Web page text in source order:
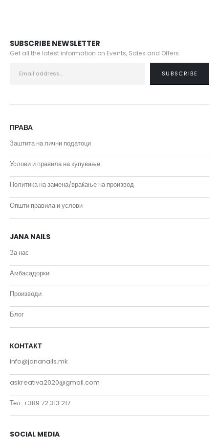
SUBSCRIBE NEWSLETTER
Get all the latest information on Events, Sales and Offers.
ПРАВА
Заштита на лични податоци
Услови и правила на купување
Политика на замена/враќање на производ
Општи правила и услови
JANA NAILS
За нас
Амбасадорки
Производи
Блог
КОНТАКТ
info@jananails.mk
askreativa2020@gmail.com
Тел. +389 72 313 217
SOCIAL MEDIA